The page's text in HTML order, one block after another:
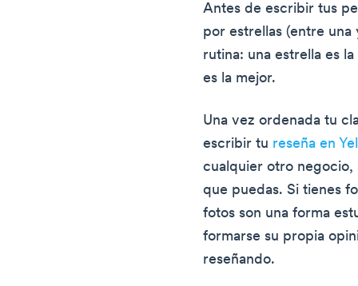
Antes de escribir tus
por estrellas (entre una
rutina: una estrella es
es la mejor.
Una vez ordenada tu
escribir tu reseña en
cualquier otro negocio,
que puedas. Si tienes
fotos son una forma
formarse su propia
reseñando.